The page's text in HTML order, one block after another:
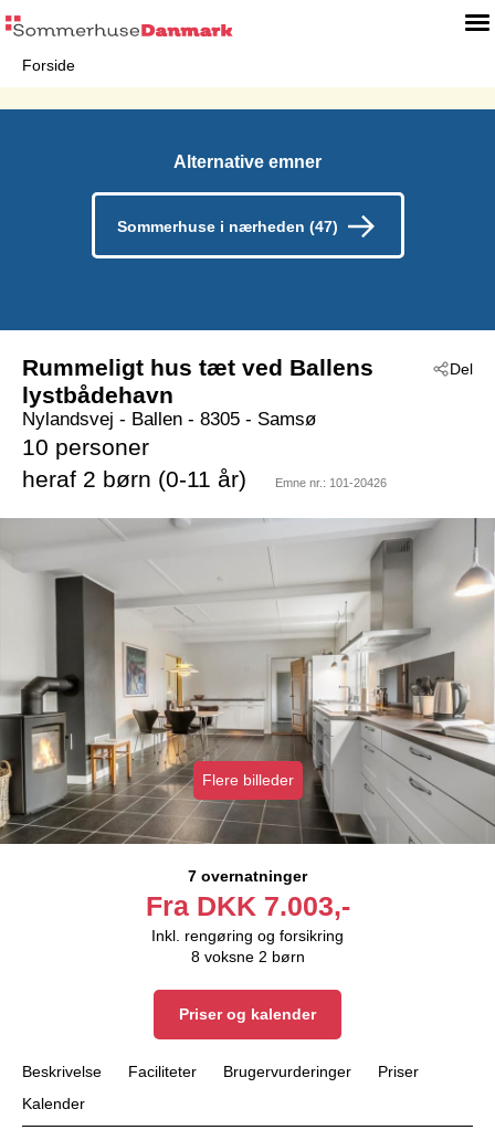
Forside
Alternative emner
Sommerhuse i nærheden (47)
Del
Rummeligt hus tæt ved Ballens
lystbådehavn
Nylandsvej - Ballen - 8305 - Samsø
10 personer
heraf 2 børn (0-11 år)
Emne nr.: 101-20426
Flere billeder
7 overnatninger
Fra DKK 7.003,-
Inkl. rengøring og forsikring
8 voksne 2 børn
Priser og kalender
Beskrivelse Faciliteter Brugervurderinger
Priser
Kalender